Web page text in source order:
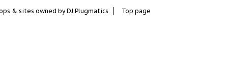
& sites owned by DJ.Plugmatics Top page